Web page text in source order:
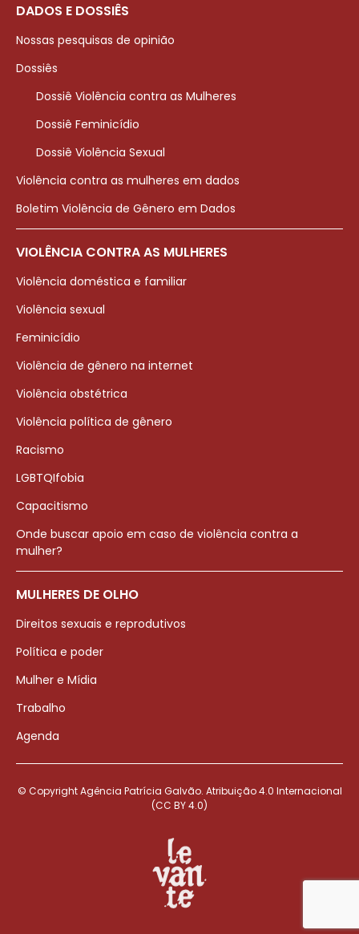
DADOS E DOSSIÊS
Nossas pesquisas de opinião
Dossiês
Dossiê Violência contra as Mulheres
Dossiê Feminicídio
Dossiê Violência Sexual
Violência contra as mulheres em dados
Boletim Violência de Gênero em Dados
VIOLÊNCIA CONTRA AS MULHERES
Violência doméstica e familiar
Violência sexual
Feminicídio
Violência de gênero na internet
Violência obstétrica
Violência política de gênero
Racismo
LGBTQIfobia
Capacitismo
Onde buscar apoio em caso de violência contra a
mulher?
MULHERES DE OLHO
Direitos sexuais e reprodutivos
Política e poder
Mulher e Mídia
Trabalho
Agenda
© Copyright Agência Patrícia Galvão. Atribuição 4.0 Internacional
(CC BY 4.0)